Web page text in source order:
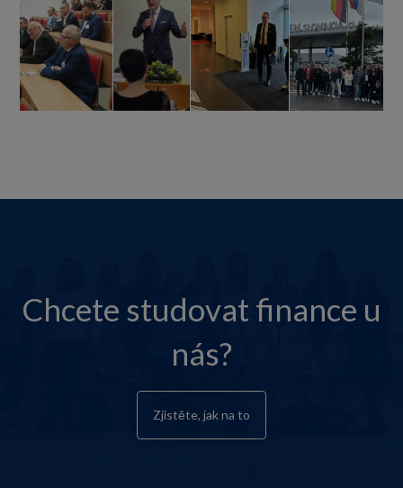
Chcete studovat finance u
nás?
Zjistěte, jak na to